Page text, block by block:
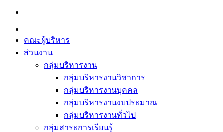
Skip
content
คณะผู้บริหาร
ส่วนงาน
กลุ่มบริหารงาน
กลุ่มบริหารงานวิชาการ
กลุ่มบริหารงานบุคคล
กลุ่มบริหารงานงบประมาณ
กลุ่มบริหารงานทั่วไป
กลุ่มสาระการเรียนรู้